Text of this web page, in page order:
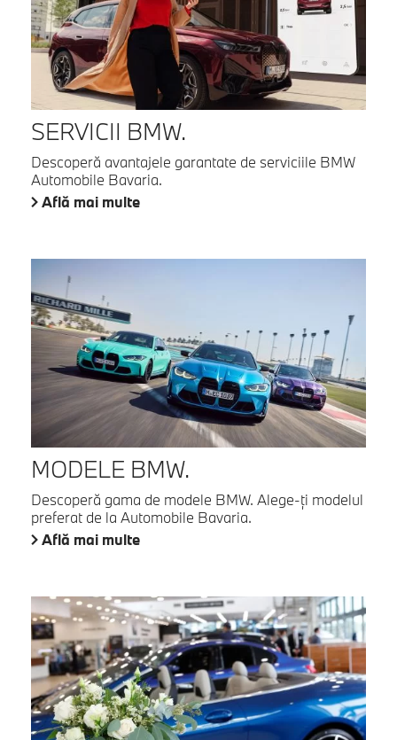
SERVICII BMW.
Descoperă avantajele garantate de serviciile BMW
Automobile Bavaria.
Află mai multe
MODELE BMW.
Descoperă gama de modele BMW. Alege-ţi modelul
preferat de la Automobile Bavaria.
Află mai multe